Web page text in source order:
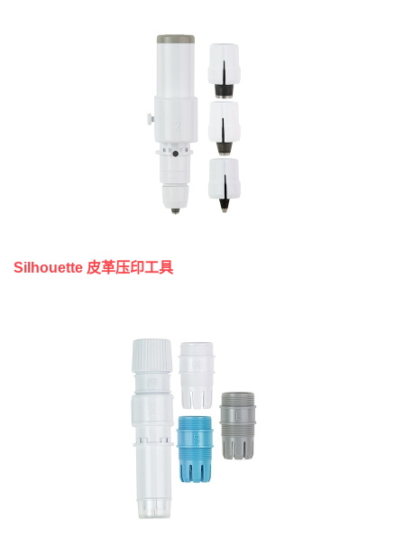
Silhouette 皮革压印工具